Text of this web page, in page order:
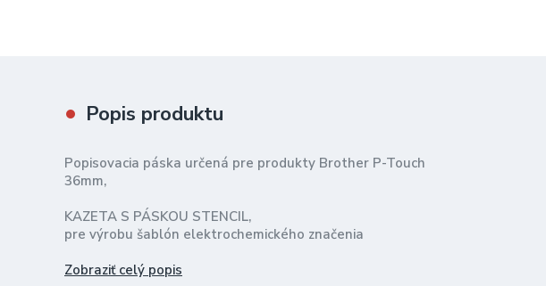
Popis produktu
Popisovacia páska určená pre produkty Brother P-Touch
36mm,
KAZETA S PÁSKOU STENCIL,
pre výrobu šablón elektrochemického značenia
Brother P-Touch 3600
Zobraziť celý popis